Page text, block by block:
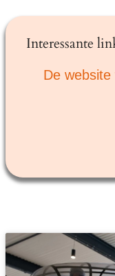
Interessante
De